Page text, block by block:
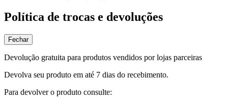
Política de trocas e devoluções
Fechar
Devolução gratuita para produtos vendidos por lojas parceiras
Devolva seu produto em até 7 dias do recebimento.
Para devolver o produto consulte: